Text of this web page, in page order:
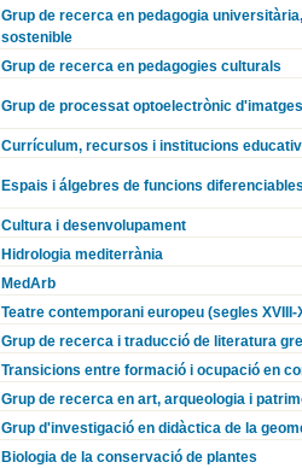
Grup de recerca en pedagogia
sostenible
Grup de recerca en pedagogies culturals
Grup de processat optoelectrònic d'imatges
Currículum, recursos i institucions
Espais i álgebres de funcions diferenciables
Cultura i desenvolupament
Hidrologia mediterrània
MedArb
Teatre contemporani europeu (segles
Grup de recerca i traducció de literatura
Transicions entre formació i ocupació en
Grup de recerca en art, arqueologia i
Grup d'investigació en didàctica de la
Biologia de la conservació de plantes